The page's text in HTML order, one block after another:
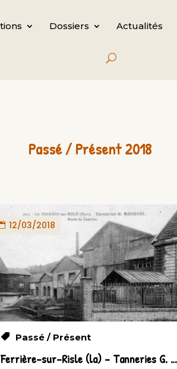
Dossiers Actualités
Passé / Présent 2018
12/03/2018
Passé / Présent
Ferrière-sur-Risle (la) – Tanneries G. ROUSSEL (route de Conches)